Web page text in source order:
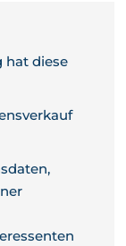
hat diese